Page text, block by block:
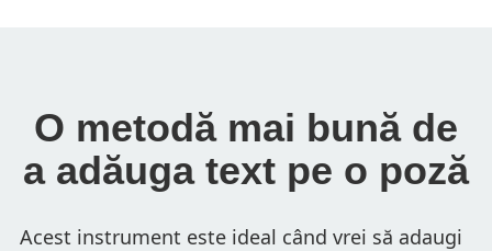
O metodă mai bună de
a adăuga text pe o poză
Acest instrument este ideal când vrei să adaugi